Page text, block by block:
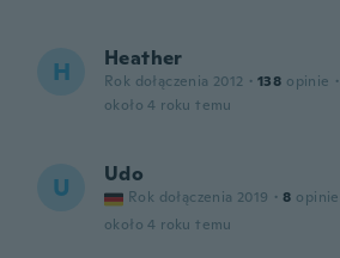
H Heather
Rok dołączenia 2012 · 138 opinie ·
około 4 roku temu
U Udo
Rok dołączenia 2019 · 8 opinie
około 4 roku temu